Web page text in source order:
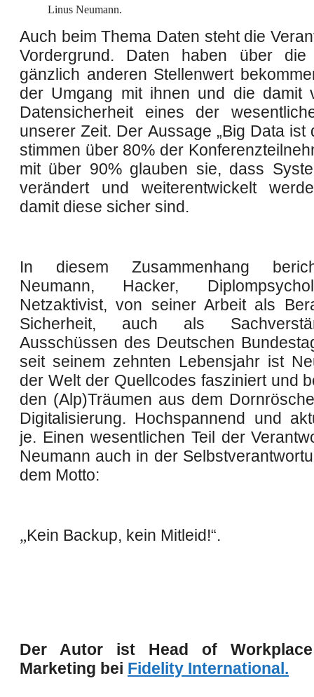
Linus Neumann.
Auch beim Thema Daten steht die
Vordergrund. Daten haben über
gänzlich anderen Stellenwert
der Umgang mit ihnen und die damit
Datensicherheit eines der
unserer Zeit. Der Aussage „Big Data ist
stimmen über 80% der
mit über 90% glauben sie, dass
verändert und weiterentwickelt
damit diese sicher sind.
In diesem Zusammenhang
Neumann, Hacker,
Netzaktivist, von seiner Arbeit als
Sicherheit, auch als
Ausschüssen des Deutschen
seit seinem zehnten Lebensjahr ist
der Welt der Quellcodes fasziniert und
den (Alp)Träumen aus dem
Digitalisierung. Hochspannend und
je. Einen wesentlichen Teil der
Neumann auch in der
dem Motto:
„Kein Backup, kein Mitleid!“.
Der Autor ist Head of
Marketing bei Fidelity International .